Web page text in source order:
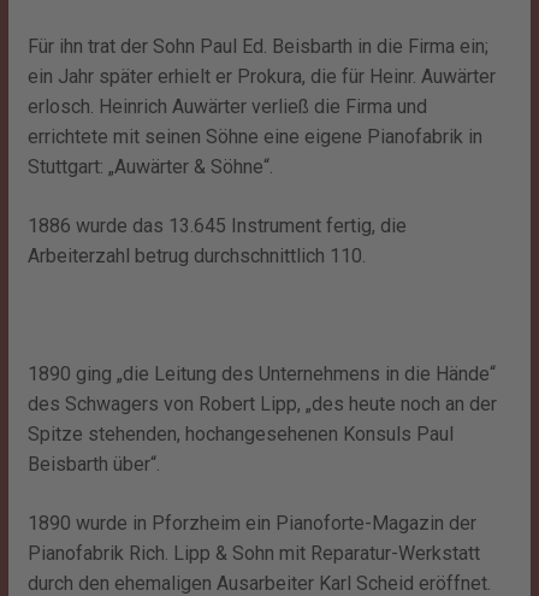
Für ihn trat der Sohn Paul Ed. Beisbarth in die Firma ein;
ein Jahr später erhielt er Prokura, die für Heinr. Auwärter
erlosch. Heinrich Auwärter verließ die Firma und
errichtete mit seinen Söhne eine eigene Pianofabrik in
Stuttgart: „Auwärter & Söhne“.
1886 wurde das 13.645 Instrument fertig, die
Arbeiterzahl betrug durchschnittlich 110.
1890 ging „die Leitung des Unternehmens in die Hände“
des Schwagers von Robert Lipp, „des heute noch an der
Spitze stehenden, hochangesehenen Konsuls Paul
Beisbarth über“.
1890 wurde in Pforzheim ein Pianoforte-Magazin der
Pianofabrik Rich. Lipp & Sohn mit Reparatur-Werkstatt
durch den ehemaligen Ausarbeiter Karl Scheid eröffnet.